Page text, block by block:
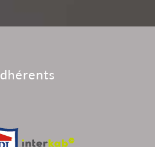
adhérents